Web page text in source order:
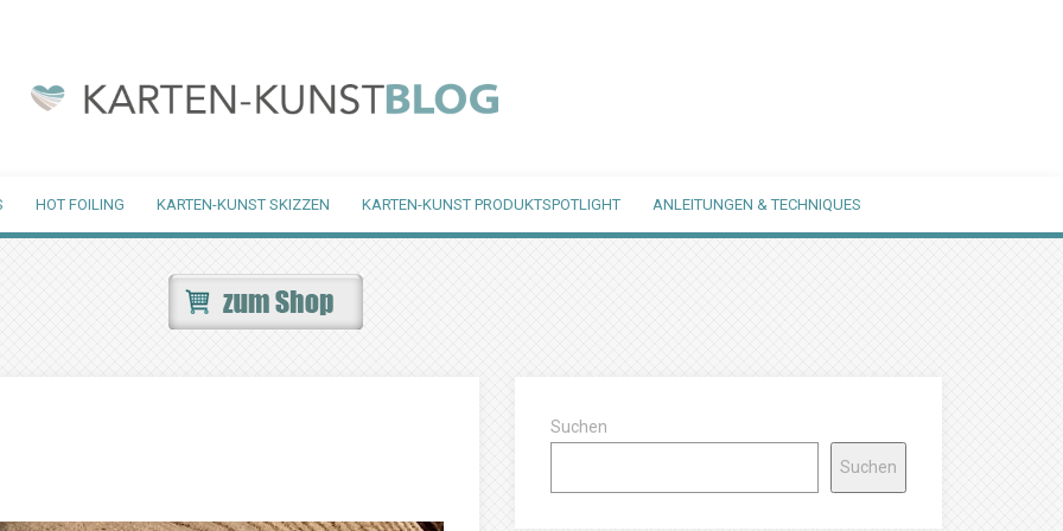
HOT FOILING KARTEN-KUNST SKIZZEN KARTEN-KUNST PRODUKTSPOTLIGHT ANLEITUNGEN & TECHNIQUES
Suchen
Suchen